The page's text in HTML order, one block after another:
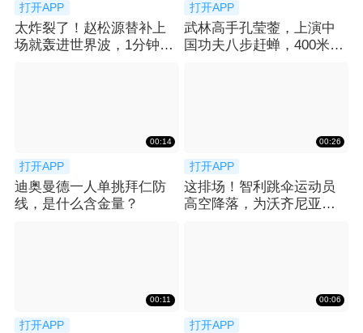
打开APP
太炸裂了！赵松源替补上
场就轰进世界波，1分钟2
打开APP
武林高手孔莹蓥，上演中
国功夫八步赶蝉，400米栏
00:14
打开APP
迪奥曼德一人单挑拜仁防
线，是什么含金量？
00:26
打开APP
这排场！智利跳伞运动员
高空降落，为沃齐尼亚送
00:11
打开APP
00:06
打开APP